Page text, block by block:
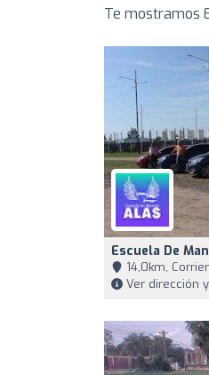
Te mostramos
Escuela De
14,0km,
Ver dirección